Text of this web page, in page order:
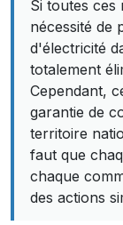
Si toutes ces
nécessité de
d'électricité
totalement
Cependant,
garantie de
territoire
faut que
chaque
des actions